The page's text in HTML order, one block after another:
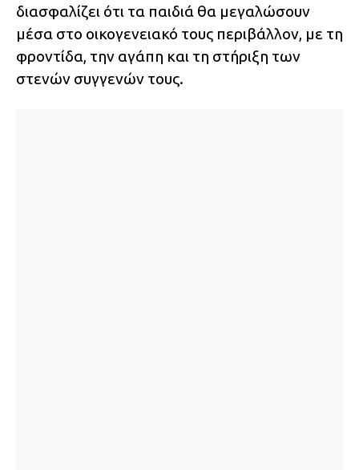
διασφαλίζει ότι τα παιδιά θα μεγαλώσουν
μέσα στο οικογενειακό τους περιβάλλον, με τη
φροντίδα, την αγάπη και τη στήριξη των
στενών συγγενών τους.